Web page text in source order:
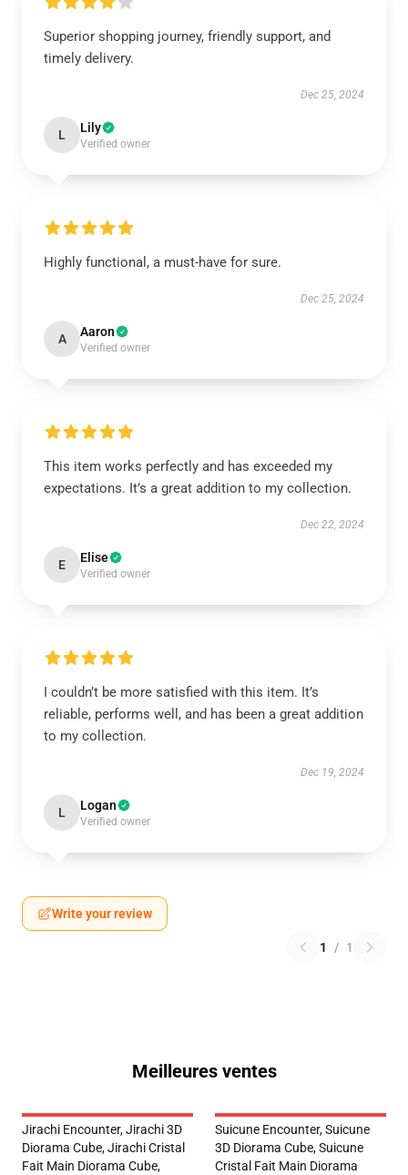
Superior shopping journey, friendly support, and
timely delivery.
Dec 25, 2024
L Lily
Verified owner
Highly functional, a must-have for sure.
Dec 25, 2024
A Aaron
Verified owner
This item works perfectly and has exceeded my
expectations. It’s a great addition to my collection.
Dec 22, 2024
E Elise
Verified owner
I couldn’t be more satisfied with this item. It’s
reliable, performs well, and has been a great addition
to my collection.
Dec 19, 2024
L Logan
Verified owner
Write your review
1 / 1
Meilleures ventes
Jirachi Encounter, Jirachi 3D
Diorama Cube, Jirachi Cristal
Fait Main Diorama Cube,
Suicune Encounter, Suicune
3D Diorama Cube, Suicune
Cristal Fait Main Diorama